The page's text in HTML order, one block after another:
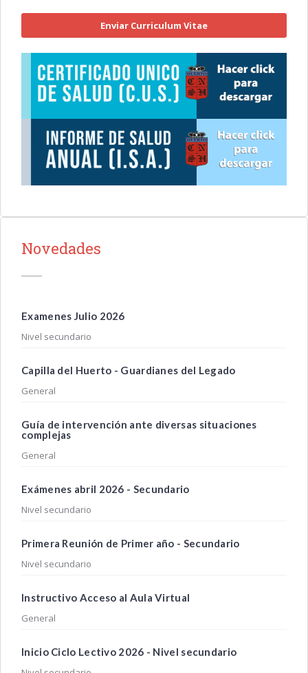
Enviar Curriculum Vitae
Novedades
Examenes Julio 2026
Nivel secundario
Capilla del Huerto - Guardianes del Legado
General
Guía de intervención ante diversas situaciones
complejas
General
Exámenes abril 2026 - Secundario
Nivel secundario
Primera Reunión de Primer año - Secundario
Nivel secundario
Instructivo Acceso al Aula Virtual
General
Inicio Ciclo Lectivo 2026 - Nivel secundario